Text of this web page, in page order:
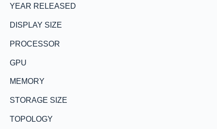
YEAR RELEASED
DISPLAY SIZE
PROCESSOR
GPU
MEMORY
STORAGE SIZE
TOPOLOGY